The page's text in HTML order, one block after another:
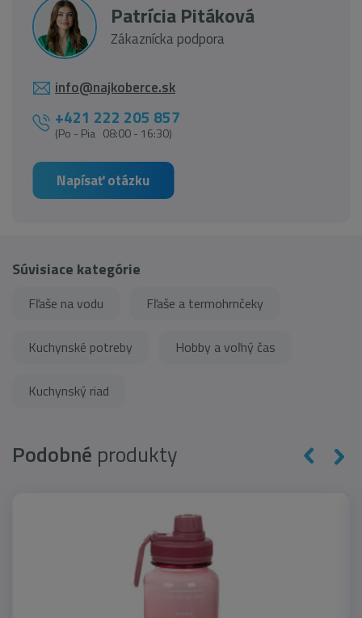
Patrícia Pitáková
Zákaznícka podpora
info@najkoberce.sk
+421 222 205 857
(Po - Pia 08:00 - 16:30)
Napísať otázku
Súvisiace kategórie
Fľaše na vodu Fľaše a termohrnčeky
Kuchynské potreby Hobby a voľný čas
Kuchynský riad
Podobné produkty